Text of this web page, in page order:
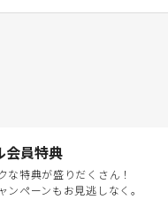
会員特典
な特典が盛りだくさん！
ンペーンもお見逃しなく。